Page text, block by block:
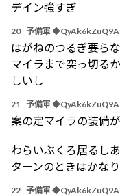
デイン強すぎ
20 予備軍
はがねのつるぎ要ら
マイラまで突っ切る
しいし
21 予備軍
案の定マイラの装備
わらいぶくろ居るし
ターンのときはかな
22 予備軍